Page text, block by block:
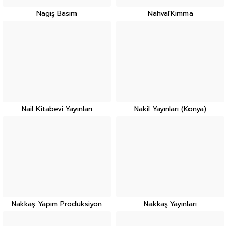
Nagiş Basım Nahval'Kimma
Nail Kitabevi Yayınları Nakil Yayınları (Konya)
Nakkaş Yapım Prodüksiyon Nakkaş Yayınları